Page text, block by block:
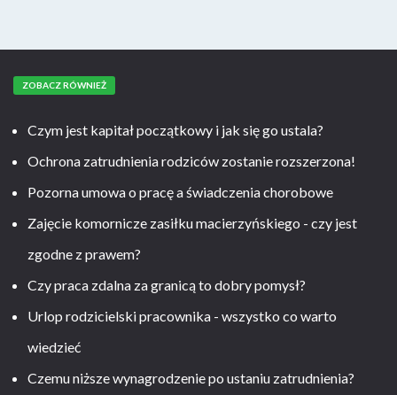
ZOBACZ RÓWNIEŻ
Czym jest kapitał początkowy i jak się go ustala?
Ochrona zatrudnienia rodziców zostanie rozszerzona!
Pozorna umowa o pracę a świadczenia chorobowe
Zajęcie komornicze zasiłku macierzyńskiego - czy jest
zgodne z prawem?
Czy praca zdalna za granicą to dobry pomysł?
Urlop rodzicielski pracownika - wszystko co warto
wiedzieć
Czemu niższe wynagrodzenie po ustaniu zatrudnienia?